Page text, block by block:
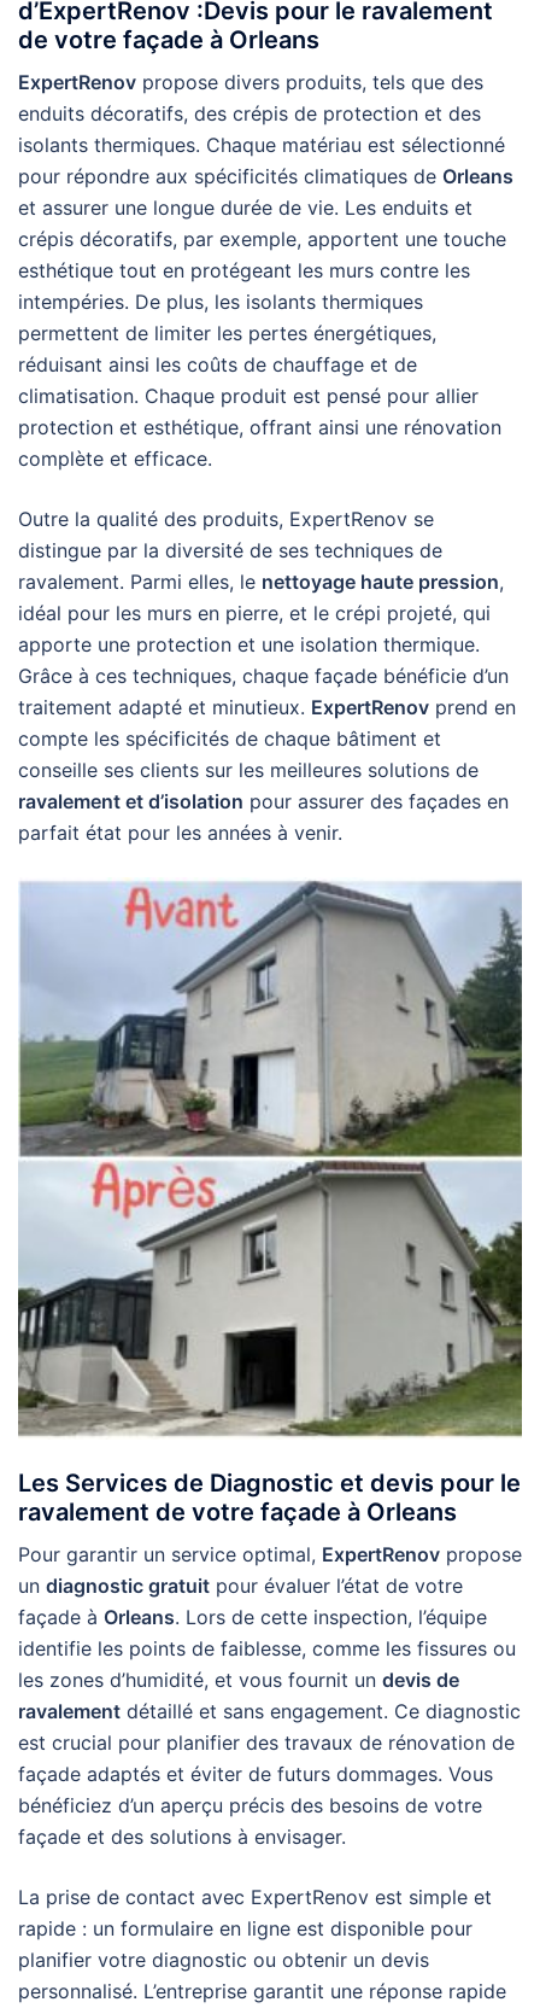
d’ExpertRenov :Devis pour le ravalement
de votre façade à Orleans
ExpertRenov propose divers produits, tels que des
enduits décoratifs, des crépis de protection et des
isolants thermiques. Chaque matériau est sélectionné
pour répondre aux spécificités climatiques de Orleans
et assurer une longue durée de vie. Les enduits et
crépis décoratifs, par exemple, apportent une touche
esthétique tout en protégeant les murs contre les
intempéries. De plus, les isolants thermiques
permettent de limiter les pertes énergétiques,
réduisant ainsi les coûts de chauffage et de
climatisation. Chaque produit est pensé pour allier
protection et esthétique, offrant ainsi une rénovation
complète et efficace.
Outre la qualité des produits, ExpertRenov se
distingue par la diversité de ses techniques de
ravalement. Parmi elles, le nettoyage haute pression,
idéal pour les murs en pierre, et le crépi projeté, qui
apporte une protection et une isolation thermique.
Grâce à ces techniques, chaque façade bénéficie d’un
traitement adapté et minutieux. ExpertRenov prend en
compte les spécificités de chaque bâtiment et
conseille ses clients sur les meilleures solutions de
ravalement et d’isolation pour assurer des façades en
parfait état pour les années à venir.
Les Services de Diagnostic et devis pour le
ravalement de votre façade à Orleans
Pour garantir un service optimal, ExpertRenov propose
un diagnostic gratuit pour évaluer l’état de votre
façade à Orleans. Lors de cette inspection, l’équipe
identifie les points de faiblesse, comme les fissures ou
les zones d’humidité, et vous fournit un devis de
ravalement détaillé et sans engagement. Ce diagnostic
est crucial pour planifier des travaux de rénovation de
façade adaptés et éviter de futurs dommages. Vous
bénéficiez d’un aperçu précis des besoins de votre
façade et des solutions à envisager.
La prise de contact avec ExpertRenov est simple et
rapide : un formulaire en ligne est disponible pour
planifier votre diagnostic ou obtenir un devis
personnalisé. L’entreprise garantit une réponse rapide